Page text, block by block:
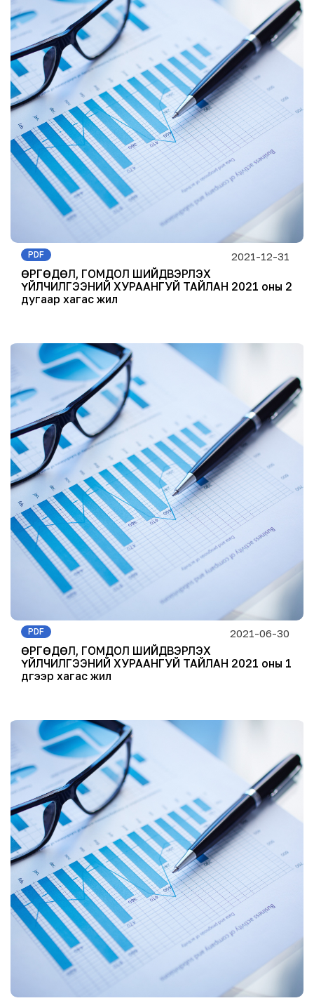
PDF
2021-12-31
ӨРГӨДӨЛ, ГОМДОЛ ШИЙДВЭРЛЭХ
ҮЙЛЧИЛГЭЭНИЙ ХУРААНГУЙ ТАЙЛАН 2021 оны 2
дугаар хагас жил
PDF
2021-06-30
ӨРГӨДӨЛ, ГОМДОЛ ШИЙДВЭРЛЭХ
ҮЙЛЧИЛГЭЭНИЙ ХУРААНГУЙ ТАЙЛАН 2021 оны 1
дүгээр хагас жил